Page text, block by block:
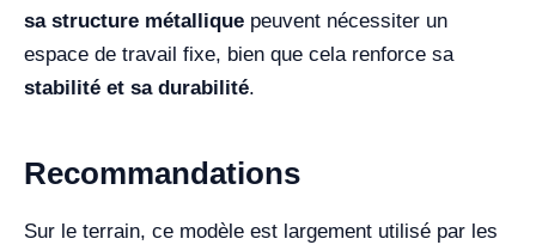
sa structure métallique peuvent nécessiter un
espace de travail fixe, bien que cela renforce sa
stabilité et sa durabilité.
Recommandations
Sur le terrain, ce modèle est largement utilisé par les